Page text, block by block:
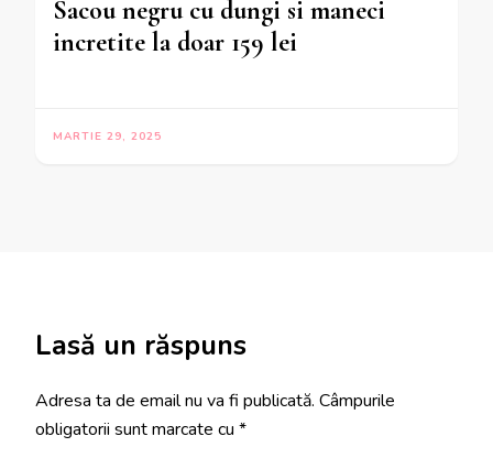
Sacou negru cu dungi si maneci
incretite la doar 159 lei
MARTIE 29, 2025
Lasă un răspuns
Adresa ta de email nu va fi publicată. Câmpurile
obligatorii sunt marcate cu *